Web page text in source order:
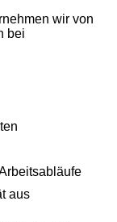
wir von
bei
aus